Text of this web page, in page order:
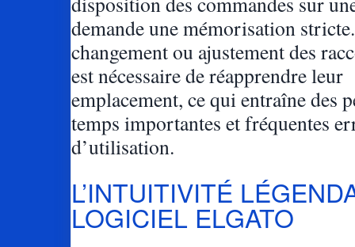
demande une mémorisation
changement ou ajustement des
est nécessaire de réapprendre leur
emplacement, ce qui entraîne des
temps importantes et fréquentes
d’utilisation.
L’INTUITIVITÉ
LOGICIEL ELGATO